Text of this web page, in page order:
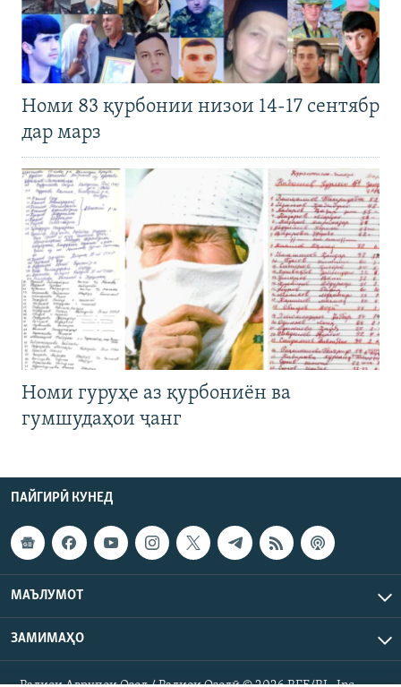
Номи 83 қурбонии низои 14-17 сентябр
дар марз
Номи гуруҳе аз қурбониён ва
гумшудаҳои ҷанг
ПАЙГИРӢ КУНЕД
МАЪЛУМОТ
ЗАМИМАҲО